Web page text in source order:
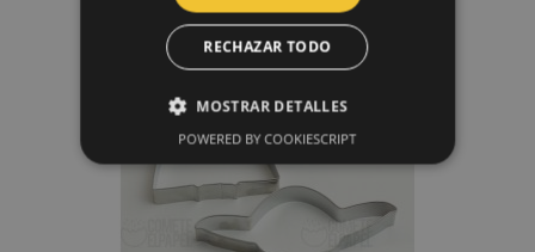
RECHAZAR TODO
MOSTRAR DETALLES
POWERED BY COOKIESCRIPT